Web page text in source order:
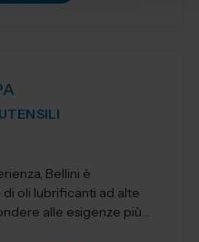
Bellini è
oli lubrificanti ad alte
alle esigenze più